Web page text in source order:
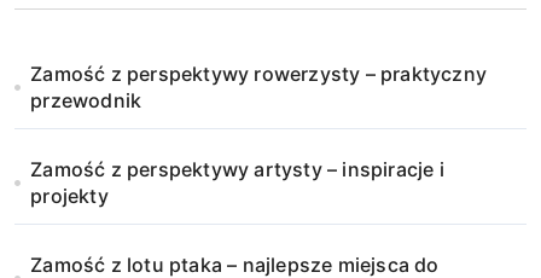
Zamość z perspektywy rowerzysty – praktyczny
przewodnik
Zamość z perspektywy artysty – inspiracje i
projekty
Zamość z lotu ptaka – najlepsze miejsca do